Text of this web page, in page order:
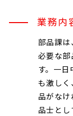
業務内
部品課
必要な
す。一
も激し
品がな
品士と